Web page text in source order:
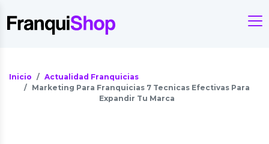
Inicio
Actualidad Franquicias
Marketing Para Franquicias 7 Tecnicas Efectivas Para
Expandir Tu Marca